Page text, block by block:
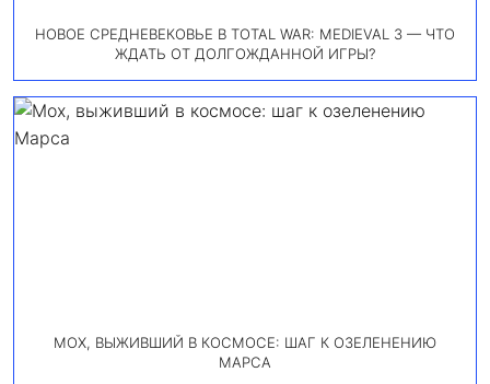
НОВОЕ СРЕДНЕВЕКОВЬЕ В TOTAL WAR: MEDIEVAL 3 — ЧТО
ЖДАТЬ ОТ ДОЛГОЖДАННОЙ ИГРЫ?
МОХ, ВЫЖИВШИЙ В КОСМОСЕ: ШАГ К ОЗЕЛЕНЕНИЮ
МАРСА